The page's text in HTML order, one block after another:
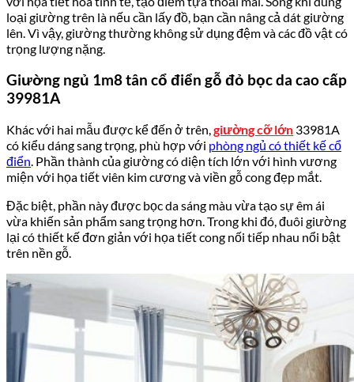
loại giường trên là nếu cần lấy đồ, bạn cần nâng cả dát giường
lên. Vì vậy, giường thường không sử dụng đệm và các đồ vật có
trọng lượng nặng.
Giường ngủ 1m8 tân cổ điển gỗ đỏ bọc da cao cấp
39981A
Khác với hai mẫu được kể đến ở trên,giường cỡ lớn 33981A
có kiểu dáng sang trọng, phù hợp với phòng ngủ có thiết kế cổ
điển. Phần thành của giường có diện tích lớn với hình vương
miện với họa tiết viên kim cương và viền gỗ cong đẹp mắt.
Đặc biệt, phần này được bọc da sáng màu vừa tạo sự êm ái
vừa khiến sản phẩm sang trọng hơn. Trong khi đó, đuôi giường
lại có thiết kế đơn giản với họa tiết cong nối tiếp nhau nổi bật
trên nền gỗ.